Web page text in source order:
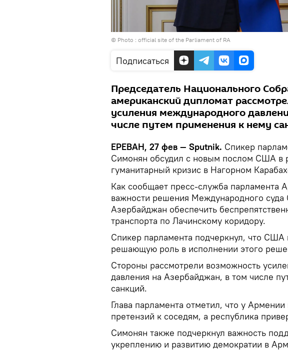
© Photo : official site of the Parliament of RA
Подписаться
Председатель Национального
американский дипломат
усиления международного
числе путем применения к нему
ЕРЕВАН, 27 фев — Sputnik. Спикер
Симонян обсудил с новым послом США в
гуманитарный кризис в Нагорном
Как сообщает пресс-служба парламента
важности решения Международного
Азербайджан обеспечить
транспорта по Лачинскому коридору.
Спикер парламента подчеркнул, что США
решающую роль в исполнении этого
Стороны рассмотрели возможность
давления на Азербайджан, в том числе
санкций.
Глава парламента отметил, что у
претензий к соседям, а республика
Симонян также подчеркнул важность
укреплению и развитию демократии в